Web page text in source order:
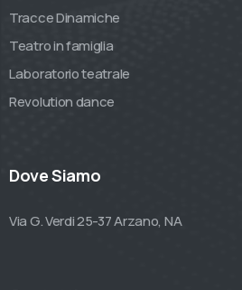
Tracce Dinamiche
Teatro in famiglia
Laboratorio teatrale
Revolution dance
Dove Siamo
Via G. Verdi 25-37 Arzano, NA